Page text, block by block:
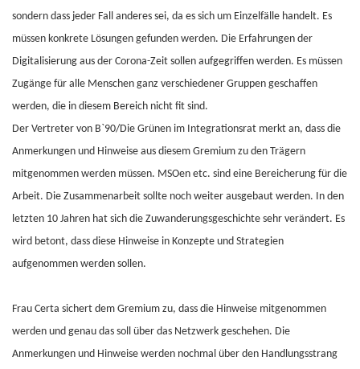
sondern dass jeder Fall anderes sei, da es sich um Einzelfälle handelt. Es
müssen konkrete Lösungen gefunden werden. Die Erfahrungen der
Digitalisierung aus der Corona-Zeit sollen aufgegriffen werden. Es müssen
Zugänge für alle Menschen ganz verschiedener Gruppen geschaffen
werden, die in diesem Bereich nicht fit sind.
Der Vertreter von B`90/Die Grünen im Integrationsrat merkt an, dass die
Anmerkungen und Hinweise aus diesem Gremium zu den Trägern
mitgenommen werden müssen. MSOen etc. sind eine Bereicherung für die
Arbeit. Die Zusammenarbeit sollte noch weiter ausgebaut werden. In den
letzten 10 Jahren hat sich die Zuwanderungsgeschichte sehr verändert. Es
wird betont, dass diese Hinweise in Konzepte und Strategien
aufgenommen werden sollen.
Frau Certa sichert dem Gremium zu, dass die Hinweise mitgenommen
werden und genau das soll über das Netzwerk geschehen. Die
Anmerkungen und Hinweise werden nochmal über den Handlungsstrang